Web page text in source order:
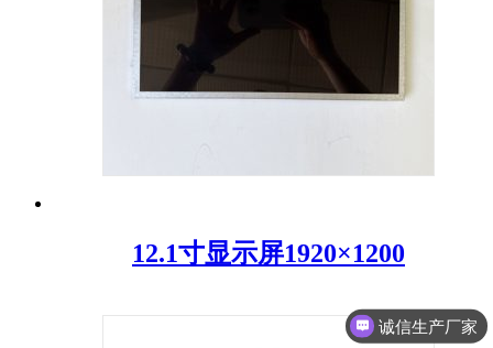
12.1寸显示屏1920×1200
诚信生产厂家